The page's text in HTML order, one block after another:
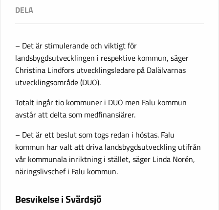
– Det är stimulerande och viktigt för
landsbygdsutvecklingen i respektive kommun, säger
Christina Lindfors utvecklingsledare på Dalälvarnas
utvecklingsområde (DUO).
Totalt ingår tio kommuner i DUO men Falu kommun
avstår att delta som medfinansiärer.
– Det är ett beslut som togs redan i höstas. Falu
kommun har valt att driva landsbygdsutveckling utifrån
vår kommunala inriktning i stället, säger Linda Norén,
näringslivschef i Falu kommun.
Besvikelse i Svärdsjö